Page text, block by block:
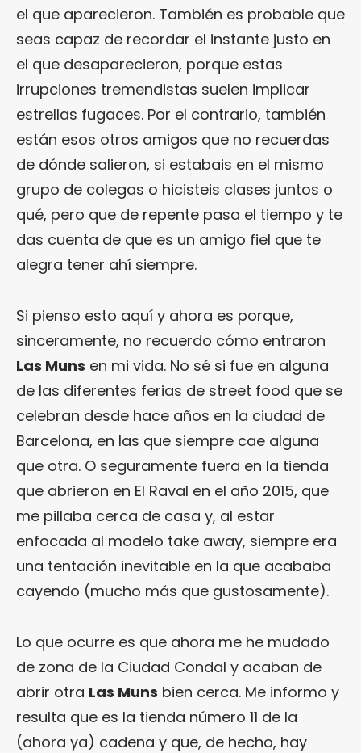
el que aparecieron. También es probable que
seas capaz de recordar el instante justo en
el que desaparecieron, porque estas
irrupciones tremendistas suelen implicar
estrellas fugaces. Por el contrario, también
están esos otros amigos que no recuerdas
de dónde salieron, si estabais en el mismo
grupo de colegas o hicisteis clases juntos o
qué, pero que de repente pasa el tiempo y te
das cuenta de que es un amigo fiel que te
alegra tener ahí siempre.
Si pienso esto aquí y ahora es porque,
sinceramente, no recuerdo cómo entraron
Las Muns en mi vida. No sé si fue en alguna
de las diferentes ferias de street food que se
celebran desde hace años en la ciudad de
Barcelona, en las que siempre cae alguna
que otra. O seguramente fuera en la tienda
que abrieron en El Raval en el año 2015, que
me pillaba cerca de casa y, al estar
enfocada al modelo take away, siempre era
una tentación inevitable en la que acababa
cayendo (mucho más que gustosamente).
Lo que ocurre es que ahora me he mudado
de zona de la Ciudad Condal y acaban de
abrir otra Las Muns bien cerca. Me informo y
resulta que es la tienda número 11 de la
(ahora ya) cadena y que, de hecho, hay